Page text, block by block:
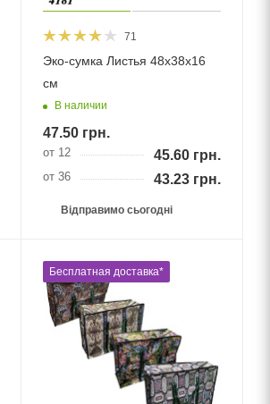
71
Эко-сумка Листья 48х38х16
см
В наличии
47.50грн.
от 12 45.60 грн.
от 36 43.23 грн.
Відправимо сьогодні
Бесплатная доставка*